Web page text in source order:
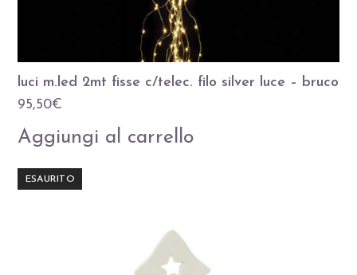
luci m.led 2mt fisse c/telec. filo silver luce – bruco
95,50€
Aggiungi al carrello
ESAURITO